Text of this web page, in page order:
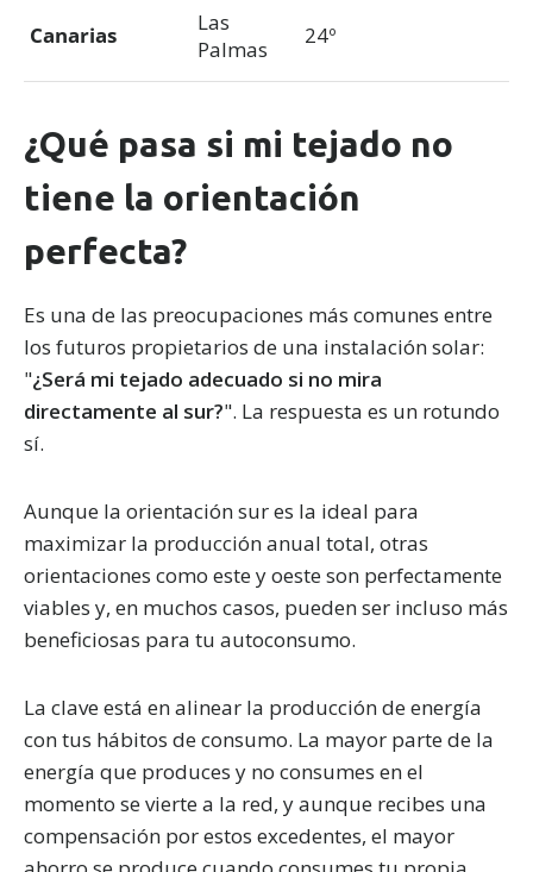
Canarias
Las
Palmas
24º
¿Qué pasa si mi tejado no
tiene la orientación
perfecta?
Es una de las preocupaciones más comunes entre
los futuros propietarios de una instalación solar:
"¿Será mi tejado adecuado si no mira
directamente al sur?". La respuesta es un rotundo
sí.
Aunque la orientación sur es la ideal para
maximizar la producción anual total, otras
orientaciones como este y oeste son perfectamente
viables y, en muchos casos, pueden ser incluso más
beneficiosas para tu autoconsumo.
La clave está en alinear la producción de energía
con tus hábitos de consumo. La mayor parte de la
energía que produces y no consumes en el
momento se vierte a la red, y aunque recibes una
compensación por estos excedentes, el mayor